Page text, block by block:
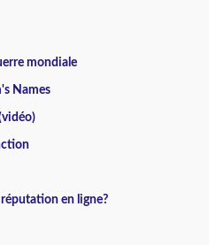
mondiale
Names
en ligne?